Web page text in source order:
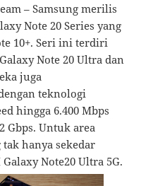
– Samsung merilis
Note 20 Series yang
10+. Seri ini terdiri
Note 20 Ultra dan
juga
teknologi
hingga 6.400 Mbps
Gbps. Untuk area
hanya sekedar
Note20 Ultra 5G.